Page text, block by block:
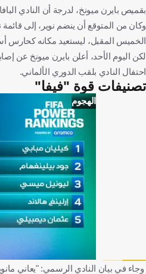
بقميص بايرن ميونخ، لدرجة أن النادي
وكان من المتوقع أن ينضم نوير، إلى
الخميس المقبل، ليستعيد مكانه كحارس
لكن اليوم الأحد، أعلن بايرن ميونخ عن
احتفال النادي بلقب الدوري الألماني.
تصنيفات قوة "فيفا"
الهجوم
وجاء في بيان النادي الرسمي: "يعاني